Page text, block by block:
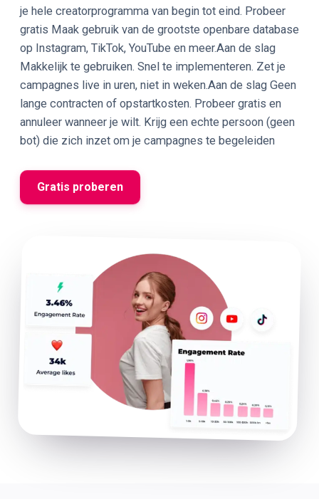
je hele creatorprogramma van begin tot eind. Probeer
gratis Maak gebruik van de grootste openbare database
op Instagram, TikTok, YouTube en meer.Aan de slag
Makkelijk te gebruiken. Snel te implementeren. Zet je
campagnes live in uren, niet in weken.Aan de slag Geen
lange contracten of opstartkosten. Probeer gratis en
annuleer wanneer je wilt. Krijg een echte persoon (geen
bot) die zich inzet om je campagnes te begeleiden
Gratis proberen